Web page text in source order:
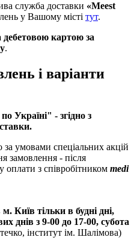
служба доставки «Meest
у Вашому місті тут.
картою за
.
і варіанти
Україні" - згідно з
умовами спеціальних акцій
замовлення - після
оплати з співробітником medi
м. Київ тільки в будні дні,
днів з 9-00 до 17-00, субота
інститут ім. Шалімова)